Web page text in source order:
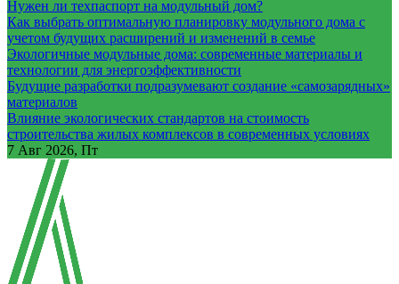
Нужен ли техпаспорт на модульный дом?
Как выбрать оптимальную планировку модульного дома с
учетом будущих расширений и изменений в семье
Экологичные модульные дома: современные материалы и
технологии для энергоэффективности
Будущие разработки подразумевают создание «самозарядных»
материалов
Влияние экологических стандартов на стоимость
строительства жилых комплексов в современных условиях
7 Авг 2026, Пт